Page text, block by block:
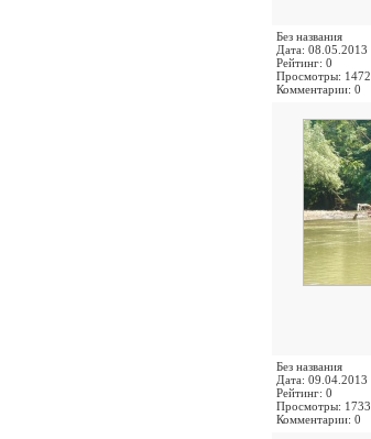
Без названия
Дата: 08.05.2013
Рейтинг: 0
Просмотры: 1472
Комментарии: 0
Без названия
Дата: 09.04.2013
Рейтинг: 0
Просмотры: 1733
Комментарии: 0